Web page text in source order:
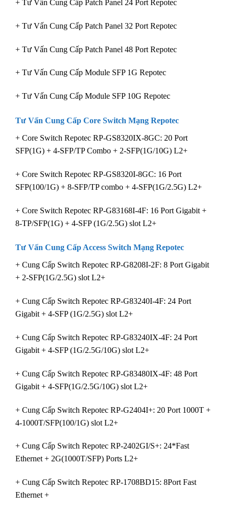
+ Tư Vấn Cung Cấp Patch Panel 24 Port Repotec
+ Tư Vấn Cung Cấp Patch Panel 32 Port Repotec
+ Tư Vấn Cung Cấp Patch Panel 48 Port Repotec
+ Tư Vấn Cung Cấp Module SFP 1G Repotec
+ Tư Vấn Cung Cấp Module SFP 10G Repotec
Tư Vấn Cung Cấp Core Switch Mạng Repotec
+ Core Switch Repotec RP-GS8320IX-8GC: 20 Port
SFP(1G) + 4-SFP/TP Combo + 2-SFP(1G/10G) L2+
+ Core Switch Repotec RP-GS8320I-8GC: 16 Port
SFP(100/1G) + 8-SFP/TP combo + 4-SFP(1G/2.5G) L2+
+ Core Switch Repotec RP-G83168I-4F: 16 Port Gigabit +
8-TP/SFP(1G) + 4-SFP (1G/2.5G) slot L2+
Tư Vấn Cung Cấp Access Switch Mạng Repotec
+ Cung Cấp Switch Repotec RP-G8208I-2F: 8 Port Gigabit
+ 2-SFP(1G/2.5G) slot L2+
+ Cung Cấp Switch Repotec RP-G83240I-4F: 24 Port
Gigabit + 4-SFP (1G/2.5G) slot L2+
+ Cung Cấp Switch Repotec RP-G83240IX-4F: 24 Port
Gigabit + 4-SFP (1G/2.5G/10G) slot L2+
+ Cung Cấp Switch Repotec RP-G83480IX-4F: 48 Port
Gigabit + 4-SFP(1G/2.5G/10G) slot L2+
+ Cung Cấp Switch Repotec RP-G2404I+: 20 Port 1000T +
4-1000T/SFP(100/1G) slot L2+
+ Cung Cấp Switch Repotec RP-2402GI/S+: 24*Fast
Ethernet + 2G(1000T/SFP) Ports L2+
+ Cung Cấp Switch Repotec RP-1708BD15: 8Port Fast
Ethernet +